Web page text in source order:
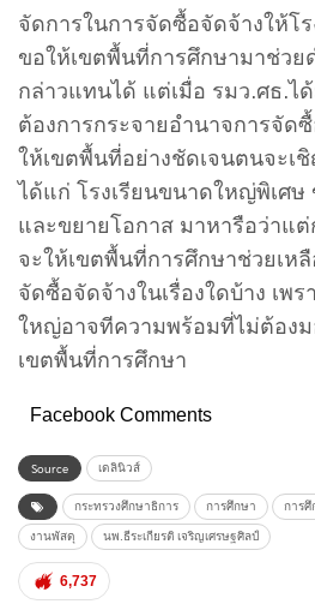
จัดการในการจัดซื้อจัดจ้างให้โ
ขอให้เขตพื้นที่การศึกษามาช่วย
กล่าวแทนได้ แต่เมื่อ รมว.ศธ.ไ
ต้องการกระจายอำนาจการจัด
ให้เขตพื้นที่อย่างชัดเจนตนจะเ
ได้แก่ โรงเรียนขนาดใหญ่พิเศษ
และขยายโอกาส มาหารือว่าแต่
จะให้เขตพื้นที่การศึกษาช่วยเห
จัดซื้อจัดจ้างในเรื่องใดบ้าง เพ
ใหญ่อาจทีความพร้อมที่ไม่ต้องม
เขตพื้นที่การศึกษา
Facebook Comments
Source เดลินิวส์
กระทรวงศึกษาธิการ การศึกษา การศึ
งานพัสดุ นพ.ธีระเกียรติ เจริญเศรษฐศิลป์
6,737